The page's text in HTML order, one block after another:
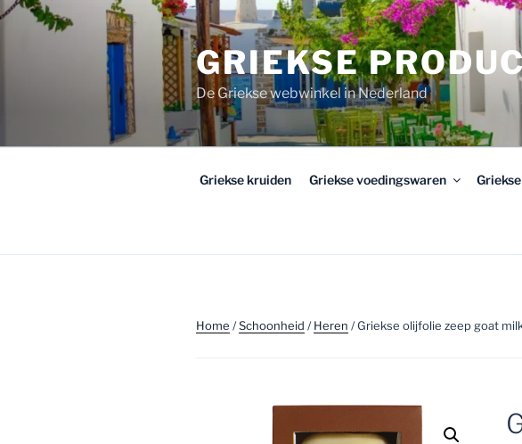
Ga
GRIEKSE
De Griekse webwinkel in Nederland
Griekse kruiden Griekse voedingswaren
Home /Schoonheid /Heren / Griekse olijfolie zeep goat